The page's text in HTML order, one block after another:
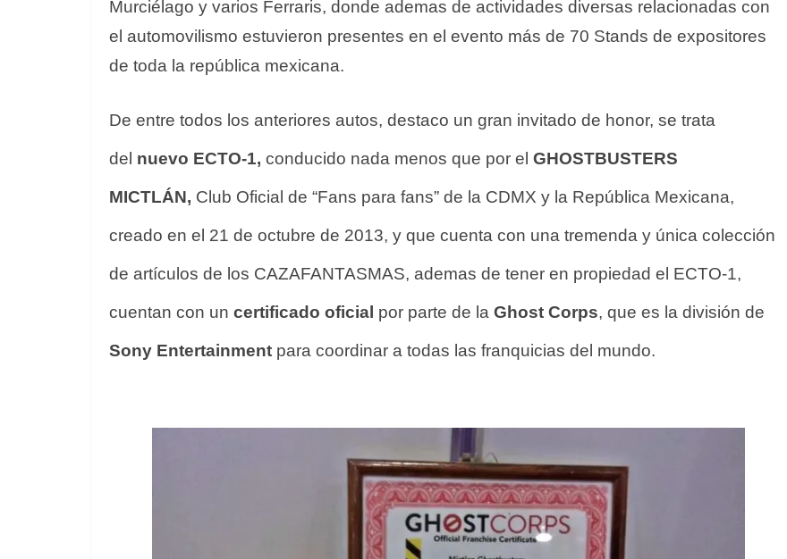
Murciélago y varios Ferraris, donde ademas de actividades diversas relacionadas con
el automovilismo estuvieron presentes en el evento más de 70 Stands de expositores
de toda la república mexicana.
De entre todos los anteriores autos, destaco un gran invitado de honor, se trata
del nuevo ECTO-1, conducido nada menos que por el GHOSTBUSTERS
MICTLÁN, Club Oficial de “Fans para fans” de la CDMX y la República Mexicana,
creado en el 21 de octubre de 2013, y que cuenta con una tremenda y única colección
de artículos de los CAZAFANTASMAS, ademas de tener en propiedad el ECTO-1,
cuentan con un certificado oficial por parte de la Ghost Corps, que es la división de
Sony Entertainment para coordinar a todas las franquicias del mundo.